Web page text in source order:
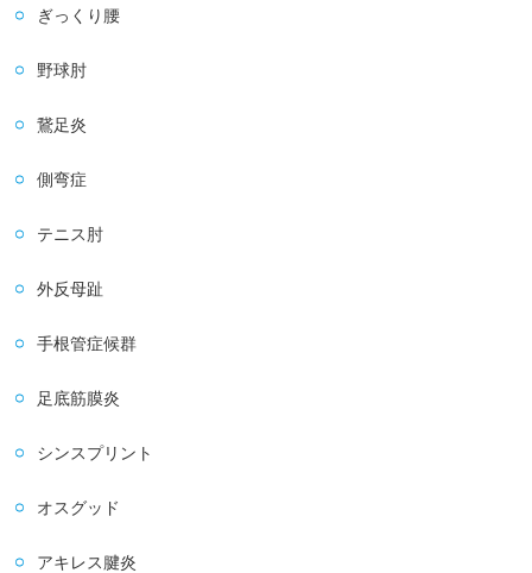
ぎっくり腰
野球肘
鵞足炎
側弯症
テニス肘
外反母趾
手根管症候群
足底筋膜炎
シンスプリント
オスグッド
アキレス腱炎